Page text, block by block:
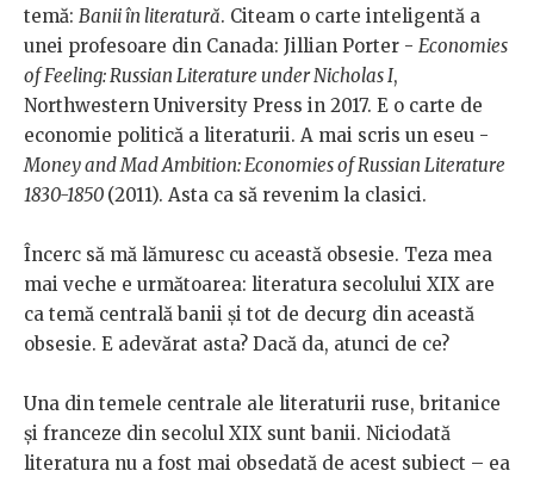
temă: Banii în literatură. Citeam o carte inteligentă a
unei profesoare din Canada: Jillian Porter - Economies
of Feeling: Russian Literature under Nicholas I,
Northwestern University Press in 2017. E o carte de
economie politică a literaturii. A mai scris un eseu -
Money and Mad Ambition: Economies of Russian Literature
1830-1850 (2011). Asta ca să revenim la clasici.
Încerc să mă lămuresc cu această obsesie. Teza mea
mai veche e următoarea: literatura secolului XIX are
ca temă centrală banii și tot de decurg din această
obsesie. E adevărat asta? Dacă da, atunci de ce?
Una din temele centrale ale literaturii ruse, britanice
și franceze din secolul XIX sunt banii. Niciodată
literatura nu a fost mai obsedată de acest subiect – ea